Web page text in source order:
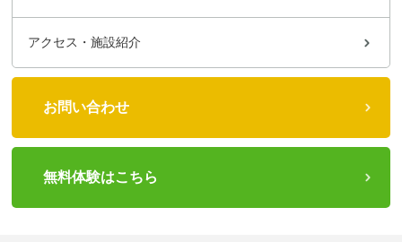
アクセス・施設紹介
お問い合わせ
無料体験はこちら